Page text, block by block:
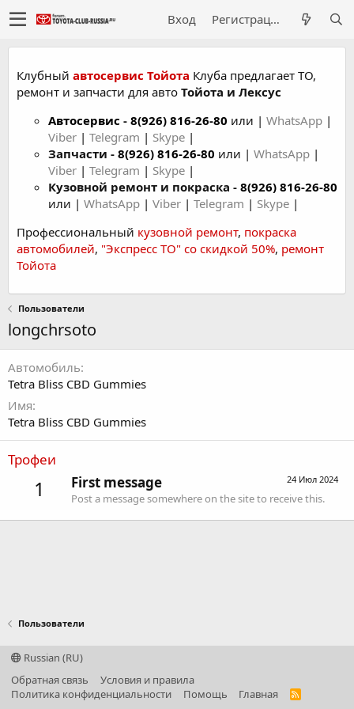
Вход Регистрация
Клубный автосервис Тойота Клуба предлагает ТО,
ремонт и запчасти для авто Тойота и Лексус
Автосервис - 8(926) 816-26-80 или | WhatsApp |
Viber | Telegram | Skype |
Запчасти - 8(926) 816-26-80 или | WhatsApp |
Viber | Telegram | Skype |
Кузовной ремонт и покраска - 8(926) 816-26-80
или | WhatsApp | Viber | Telegram | Skype |
Профессиональный кузовной ремонт, покраска
автомобилей, "Экспресс ТО" со скидкой 50%, ремонт
Тойота
Пользователи
longchrsoto
Автомобиль
Tetra Bliss CBD Gummies
Имя
Tetra Bliss CBD Gummies
Трофеи
1 24 Июл 2024
First message
Post a message somewhere on the site to receive this.
Пользователи
Russian (RU)
Обратная связь
Условия и правила
Политика конфиденциальности
Помощь Главная
R